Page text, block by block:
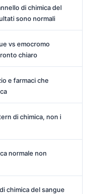
di chimica del
sono normali
vs emocromo
chiaro
e farmaci che
di chimica, non i
normale non
chimica del sangue